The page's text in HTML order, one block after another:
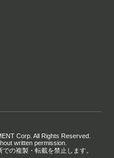
Corp. All Rights Reserved.
written permission.
の複製・転載を禁止します。